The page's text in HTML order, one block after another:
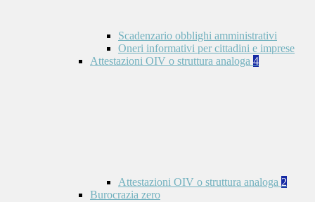
Scadenzario obblighi amministrativi
Oneri informativi per cittadini e imprese
Attestazioni OIV o struttura analoga 4
Attestazioni OIV o struttura analoga 2
Burocrazia zero